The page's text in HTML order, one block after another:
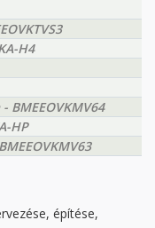
H4
HP
építése,